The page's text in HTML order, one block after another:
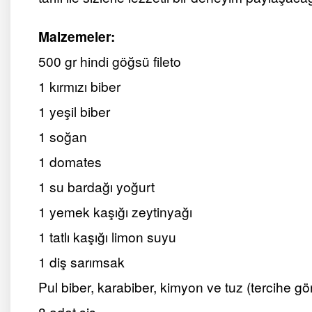
Malzemeler:
500 gr hindi göğsü fileto
1 kırmızı biber
1 yeşil biber
1 soğan
1 domates
1 su bardağı yoğurt
1 yemek kaşığı zeytinyağı
1 tatlı kaşığı limon suyu
1 diş sarımsak
Pul biber, karabiber, kimyon ve tuz (tercihe